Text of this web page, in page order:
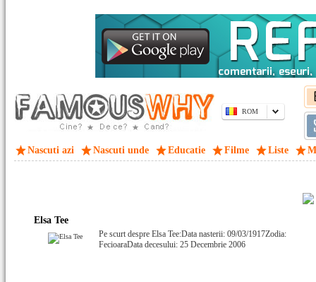
ROM
Nascuti azi Nascuti unde Educatie Filme Liste
Elsa Tee
Pe scurt despre Elsa Tee:Data nasterii: 09/03/1917Zodia:
FecioaraData decesului: 25 Decembrie 2006